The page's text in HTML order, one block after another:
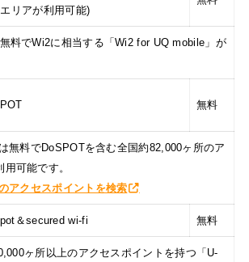
リアが利用可能)
料でWi2に相当する「Wi2 for UQ mobile」が
無料
無料でDoSPOTを含む全国約82,000ヶ所のア
可能です。
アクセスポイントを検索
＆secured wi-fi 無料
ヶ所以上のアクセスポイントを持つ「U-